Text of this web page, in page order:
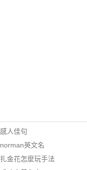
感人佳句
norman英文名
扎金花怎麼玩手法